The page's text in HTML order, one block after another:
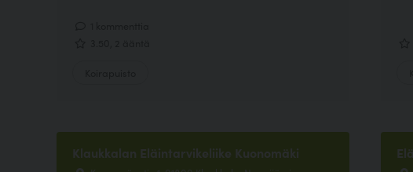
Klaukkalan Eläintarvikeliike Kuonomäki